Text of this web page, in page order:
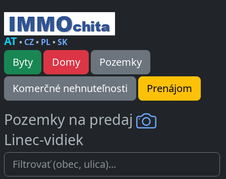
AT• CZ• PL•SK
Byty Domy
Pozemky
Komerčné nehnuteľnosti
Prenájom
Pozemky na predaj
Linec-vidiek